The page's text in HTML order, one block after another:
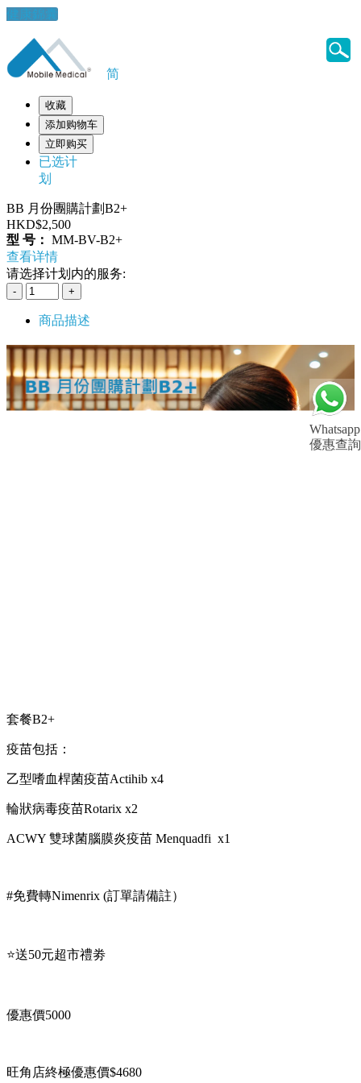
健康錦囊
Whatsapp
優惠查詢
简
收藏
添加购物车
立即购买
已选计
划
BB 月份團購計劃B2+
HKD$2,500
型 号： MM-BV-B2+
查看详情
请选择计划内的服务:
商品描述
套餐B2+
疫苗包括：
乙型嗜血桿菌疫苗Actihib x4
輪狀病毒疫苗Rotarix x2
ACWY 雙球菌腦膜炎疫苗 Menquadfi x1
#免費轉Nimenrix (訂單請備註）
⭐送50元超市禮劵
優惠價5000
旺角店終極優惠價$4680